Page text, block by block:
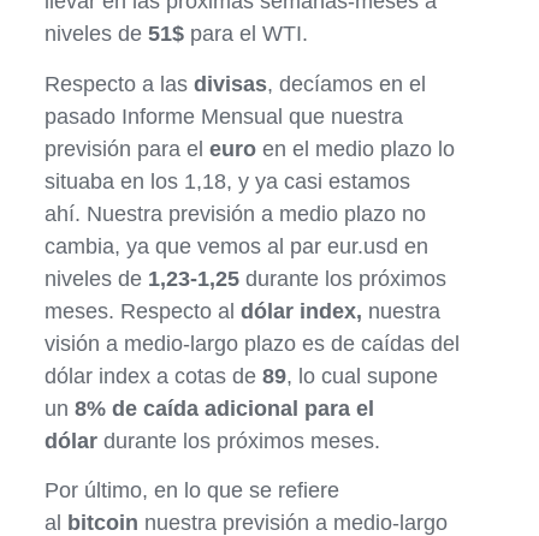
niveles de 51$para el WTI.
Respecto a las divisas, decíamos en el
pasado Informe Mensual que nuestra
previsión para el euroen el medio plazo lo
situaba en los 1,18, y ya casi estamos
ahí. Nuestra previsión a medio plazo no
cambia, ya que vemos al par eur.usd en
niveles de 1,23-1,25durante los próximos
meses. Respecto al dólar index, nuestra
visión a medio-largo plazo es de caídas del
dólar index a cotas de 89, lo cual supone
un 8% de caída adicional para el
dólardurante los próximos meses.
Por último, en lo que se refiere
al bitcoin nuestra previsión a medio-largo